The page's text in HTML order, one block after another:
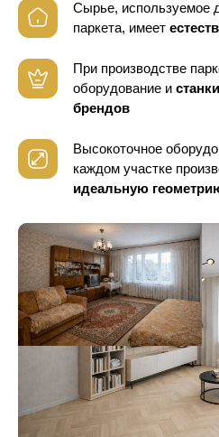
Сырье, используемое
паркета, имеет
При производстве
оборудование и
брендов
Высокоточное
каждом участке
идеальную